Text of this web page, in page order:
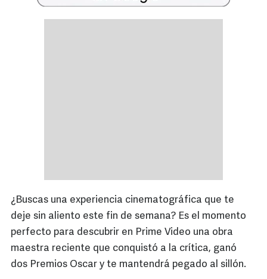
¿Buscas una experiencia cinematográfica que te
deje sin aliento este fin de semana? Es el momento
perfecto para descubrir en Prime Video una obra
maestra reciente que conquistó a la crítica, ganó
dos Premios Oscar y te mantendrá pegado al sillón.